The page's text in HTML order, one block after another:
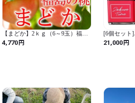
【まどか】2ｋｇ（6～9玉）福島
の完熟もも
4,770円
[6個セット]
トル
21,000円